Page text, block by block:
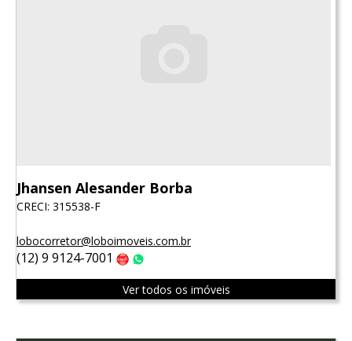
Jhansen Alesander Borba
CRECI: 315538-F
lobocorretor@loboimoveis.com.br
(12) 9 9124-7001 Claro
Ver todos os imóveis